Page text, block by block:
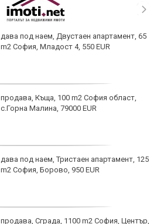
дава под наем, Двустаен апартамент, 65
m2 София, Младост 4, 550 EUR
продава, Къща, 100 m2 София област,
с.Горна Малина, 79000 EUR
дава под наем, Тристаен апартамент, 125
m2 София, Борово, 950 EUR
продава, Сграда, 1100 m2 София, Център,